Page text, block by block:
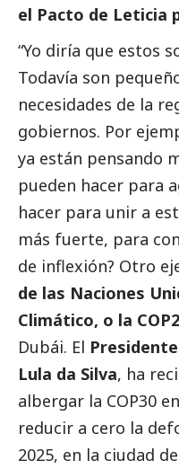
el Pacto de Leticia
“Yo diría que estos
Todavía son
necesidades de la
gobiernos. Por
ya están pensando
pueden hacer para
hacer para unir a
más fuerte, para
de inflexión? Otro
de las Naciones
Climático, o la
Dubái. El
Lula da Silva, ha
albergar la COP30
reducir a cero la
2025, en la ciudad